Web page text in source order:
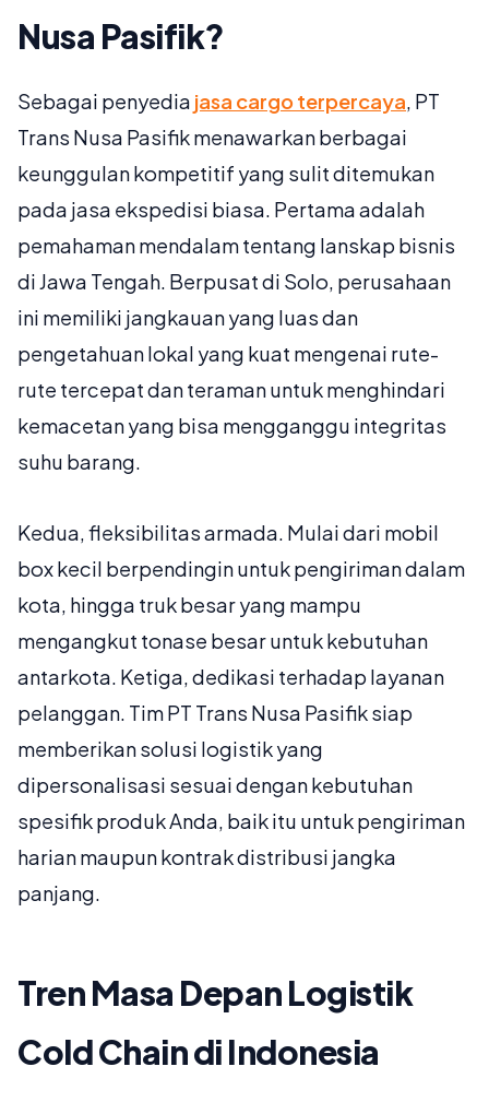
Nusa Pasifik?
Sebagai penyedia jasa cargo terpercaya, PT
Trans Nusa Pasifik menawarkan berbagai
keunggulan kompetitif yang sulit ditemukan
pada jasa ekspedisi biasa. Pertama adalah
pemahaman mendalam tentang lanskap bisnis
di Jawa Tengah. Berpusat di Solo, perusahaan
ini memiliki jangkauan yang luas dan
pengetahuan lokal yang kuat mengenai rute-
rute tercepat dan teraman untuk menghindari
kemacetan yang bisa mengganggu integritas
suhu barang.
Kedua, fleksibilitas armada. Mulai dari mobil
box kecil berpendingin untuk pengiriman dalam
kota, hingga truk besar yang mampu
mengangkut tonase besar untuk kebutuhan
antarkota. Ketiga, dedikasi terhadap layanan
pelanggan. Tim PT Trans Nusa Pasifik siap
memberikan solusi logistik yang
dipersonalisasi sesuai dengan kebutuhan
spesifik produk Anda, baik itu untuk pengiriman
harian maupun kontrak distribusi jangka
panjang.
Tren Masa Depan Logistik
Cold Chain di Indonesia